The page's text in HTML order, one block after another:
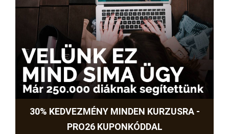
30% KEDVEZMÉNY MINDEN KURZUSRA -
PRO26 KUPONKÓDDAL